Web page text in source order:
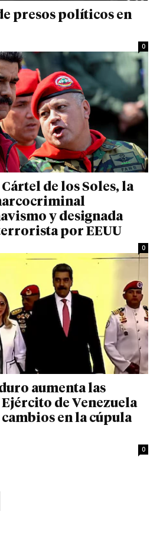
presos políticos en
0
de los Soles, la
y designada
por EEUU
0
aumenta las
de Venezuela
en la cúpula
0